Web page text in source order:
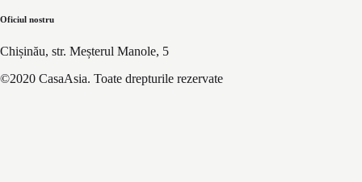
Oficiul nostru
Chișinău, str. Meșterul Manole, 5
©2020 CasaAsia. Toate drepturile rezervate